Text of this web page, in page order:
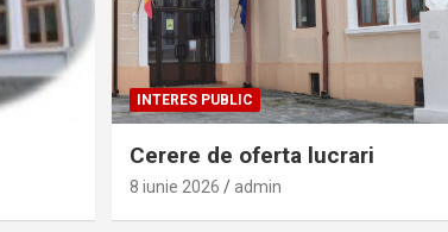
INTERES PUBLIC
Cerere de oferta lucrari
8 iunie 2026 admin